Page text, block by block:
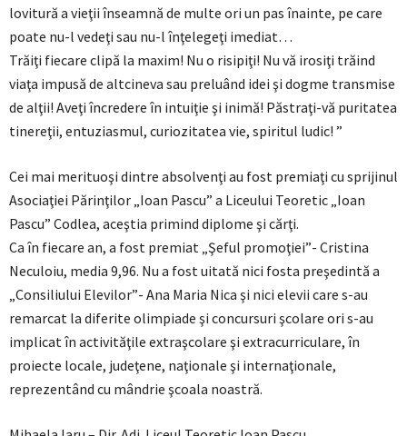
lovitură a vieţii înseamnă de multe ori un pas înainte, pe care
poate nu-l vedeţi sau nu-l înţelegeţi imediat…
Trăiţi fiecare clipă la maxim! Nu o risipiţi! Nu vă irosiţi trăind
viaţa impusă de altcineva sau preluând idei şi dogme transmise
de alţii! Aveţi încredere în intuiţie şi inimă! Păstraţi-vă puritatea
tinereţii, entuziasmul, curiozitatea vie, spiritul ludic! ”
Cei mai merituoşi dintre absolvenţi au fost premiaţi cu sprijinul
Asociaţiei Părinţilor „Ioan Pascu” a Liceului Teoretic „Ioan
Pascu” Codlea, aceştia primind diplome şi cărţi.
Ca în fiecare an, a fost premiat „Şeful promoţiei”- Cristina
Neculoiu, media 9,96. Nu a fost uitată nici fosta preşedintă a
„Consiliului Elevilor”- Ana Maria Nica şi nici elevii care s-au
remarcat la diferite olimpiade şi concursuri şcolare ori s-au
implicat în activităţile extraşcolare şi extracurriculare, în
proiecte locale, judeţene, naţionale şi internaţionale,
reprezentând cu mândrie şcoala noastră.